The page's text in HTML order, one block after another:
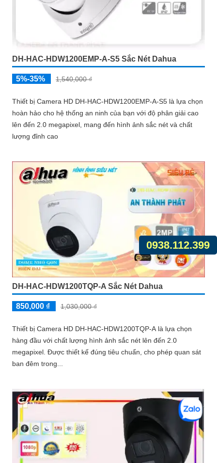
DH-HAC-HDW1200EMP-A-S5 Sắc Nét Dahua
5%-35% 1,540,000 ₫
Thiết bị Camera HD DH-HAC-HDW1200EMP-A-S5 là lựa chọn
hoàn hảo cho hệ thống an ninh của bạn với độ phân giải cao
lên đến 2.0 megapixel, mang đến hình ảnh sắc nét và chất
lượng đỉnh cao
DH-HAC-HDW1200TQP-A Sắc Nét Dahua
850,000 ₫ 1,030,000 ₫
Thiết bị Camera HD DH-HAC-HDW1200TQP-A là lựa chọn
hàng đầu với chất lượng hình ảnh sắc nét lên đến 2.0
megapixel. Được thiết kế đúng tiêu chuẩn, cho phép quan sát
ban đêm trong...
0938.112.399